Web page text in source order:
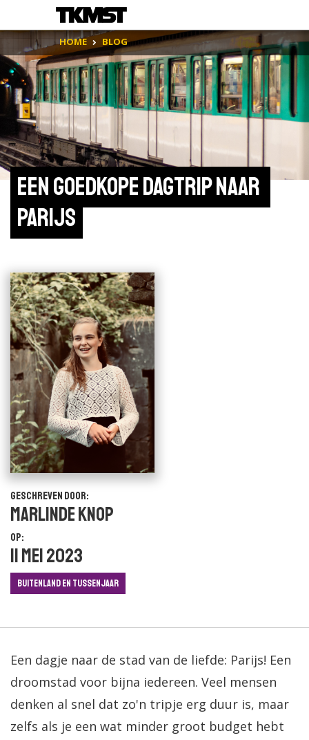
HOME BLOG
Een goedkope dagtrip naar
Parijs
Geschreven door:
Marlinde Knop
Op:
11 mei 2023
Buitenland en Tussenjaar
Een dagje naar de stad van de liefde: Parijs! Een
droomstad voor bijna iedereen. Veel mensen
denken al snel dat zo'n tripje erg duur is, maar
zelfs als je een wat minder groot budget hebt